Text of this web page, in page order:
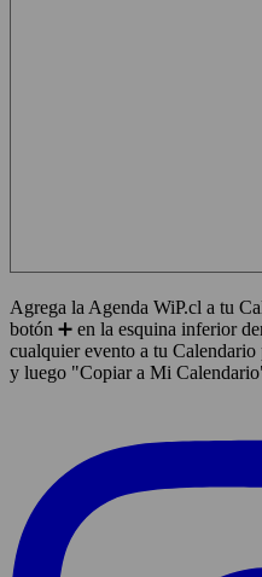
Agrega la Agenda WiP.cl a tu
botón ➕ en la esquina inferior
cualquier evento a tu
y luego "Copiar a Mi